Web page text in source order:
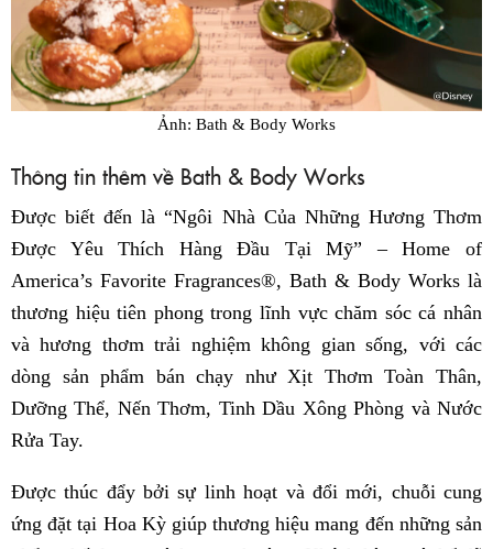
Ảnh: Bath & Body Works
Thông tin thêm về Bath & Body Works
Được biết đến là “Ngôi Nhà Của Những Hương Thơm
Được Yêu Thích Hàng Đầu Tại Mỹ” – Home of
America’s Favorite Fragrances®, Bath & Body Works là
thương hiệu tiên phong trong lĩnh vực chăm sóc cá nhân
và hương thơm trải nghiệm không gian sống, với các
dòng sản phẩm bán chạy như Xịt Thơm Toàn Thân,
Dưỡng Thể, Nến Thơm, Tinh Dầu Xông Phòng và Nước
Rửa Tay.
Được thúc đẩy bởi sự linh hoạt và đổi mới, chuỗi cung
ứng đặt tại Hoa Kỳ giúp thương hiệu mang đến những sản